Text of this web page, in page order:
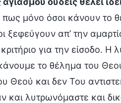
μόνο όσοι κάνουν το
απ’ την
κριτήριο για την είσοδο.
το θέλημα του
Θεού και δεν Του
και λυτρωνόμαστε και